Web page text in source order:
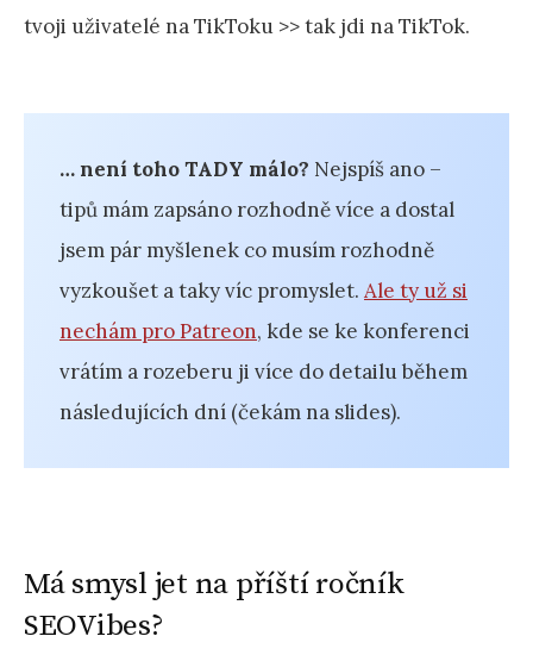
tvoji uživatelé na TikToku >> tak jdi na TikTok.
… není toho TADY málo? Nejspíš ano –
tipů mám zapsáno rozhodně více a dostal
jsem pár myšlenek co musím rozhodně
vyzkoušet a taky víc promyslet. Ale ty už si
nechám pro Patreon, kde se ke konferenci
vrátím a rozeberu ji více do detailu během
následujících dní (čekám na slides).
Má smysl jet na příští ročník
SEOVibes?